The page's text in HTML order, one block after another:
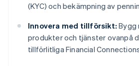
(KYC) och bekämpning av
Innovera med tillförsikt: Bygg
produkter och tjänster ovanpå
tillförlitliga Financial
Australien
English